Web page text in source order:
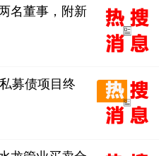
名董事，附新
募债项目终